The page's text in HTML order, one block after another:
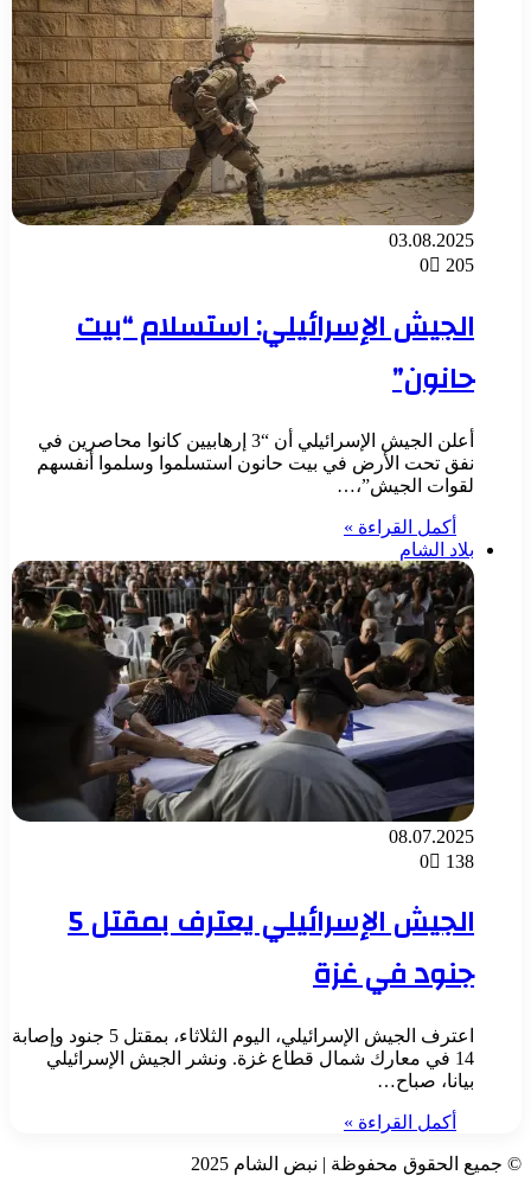
03.08.2025
0
205
الجيش الإسرائيلي: استسلام “بيت
حانون”
أعلن الجيش الإسرائيلي أن “3 إرهابيين كانوا محاصرين في
نفق تحت الأرض في بيت حانون استسلموا وسلموا أنفسهم
لقوات الجيش”،…
أكمل القراءة »
بلاد الشام
08.07.2025
0
138
الجيش الإسرائيلي يعترف بمقتل 5
جنود في غزة
اعترف الجيش الإسرائيلي، اليوم الثلاثاء، بمقتل 5 جنود وإصابة
14 في معارك شمال قطاع غزة. ونشر الجيش الإسرائيلي
بيانا، صباح…
أكمل القراءة »
© جميع الحقوق محفوظة | نبض الشام 2025